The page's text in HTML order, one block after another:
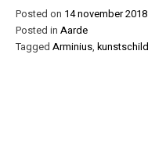
Posted on 14 november 2018
Posted in Aarde
Tagged Arminius,